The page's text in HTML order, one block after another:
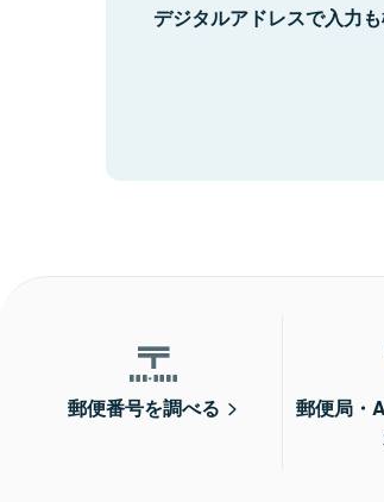
デジタルアドレスで入力も
郵便番号を調べる
郵便局・